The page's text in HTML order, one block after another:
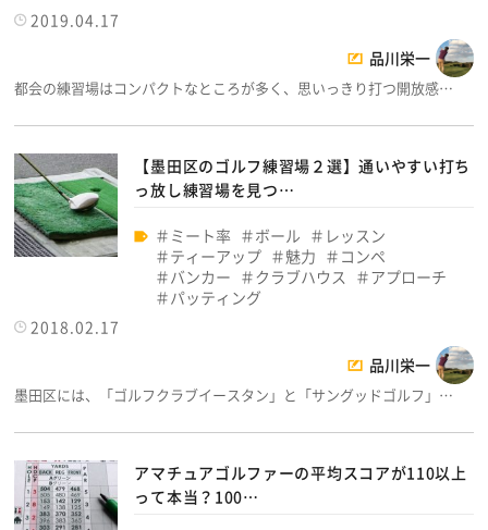
2019.04.17
品川栄一
都会の練習場はコンパクトなところが多く、思いっきり打つ開放感…
【墨田区のゴルフ練習場２選】通いやすい打ち
っ放し練習場を見つ…
ミート率 ボール
レッスン
ティーアップ
魅力
コンペ
バンカー
クラブハウス
アプローチ
パッティング
2018.02.17
品川栄一
墨田区には、「ゴルフクラブイースタン」と「サングッドゴルフ」…
アマチュアゴルファーの平均スコアが110以上
って本当？100…